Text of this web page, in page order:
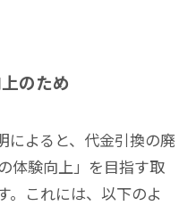
のため
によると、代金引換の廃
体験向上」を目指す取
。これには、以下のよ